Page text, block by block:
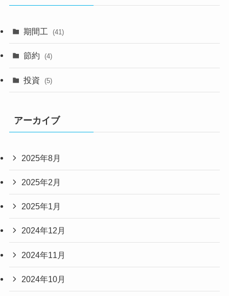
期間工 (41)
節約 (4)
投資 (5)
アーカイブ
2025年8月
2025年2月
2025年1月
2024年12月
2024年11月
2024年10月